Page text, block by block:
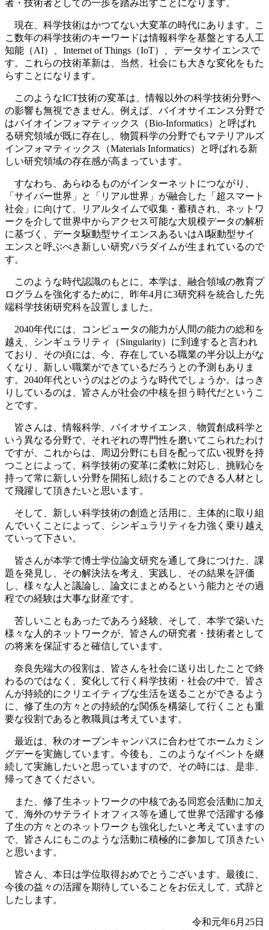
者・技術者としての一歩を踏み出すことになります。
現在、科学技術はかつてない大変革の時代にあります。こ
こ数年の科学技術のキーワードは情報科学を基盤とする人工
知能（AI）、Internet of Things（IoT）、データサイエンスで
す。これらの技術革新は、当然、社会にも大きな変化をもた
らすことになります。
このようなICT技術の変革は、情報以外の科学技術分野へ
の影響も無視できません。例えば、バイオサイエンス分野で
はバイオインフォマティックス（Bio-Informatics）と呼ばれ
る研究領域が既に存在し、物質科学の分野でもマテリアルズ
インフォマティックス（Materials Informatics）と呼ばれる新
しい研究領域の存在感が高まっています。
すなわち、あらゆるものがインターネットにつながり、
「サイバー世界」と「リアル世界」が融合した「超スマート
社会」に向けて、リアルタイムで収集・蓄積され、ネットワ
ークを介して世界中からアクセス可能な大規模データの解析
に基づく、データ駆動型サイエンスあるいはAI駆動型サイ
エンスと呼ぶべき新しい研究パラダイムが生まれているので
す。
このような時代認識のもとに、本学は、融合領域の教育プ
ログラムを強化するために、昨年4月に3研究科を統合した先
端科学技術研究科を設置しました。
2040年代には、コンピュータの能力が人間の能力の総和を
越え、シンギュラリティ（Singularity）に到達すると言われ
ており、その頃には、今、存在している職業の半分以上がな
くなり、新しい職業ができているだろうとの予測もありま
す。2040年代というのはどのような時代でしょうか。はっき
りしているのは、皆さんが社会の中核を担う時代だというこ
とです。
皆さんは、情報科学、バイオサイエンス、物質創成科学と
いう異なる分野で、それぞれの専門性を磨いてこられたわけ
ですが、これからは、周辺分野にも目を配って広い視野を持
つことによって、科学技術の変革に柔軟に対応し、挑戦心を
持って常に新しい分野を開拓し続けることのできる人材とし
て飛躍して頂きたいと思います。
そして、新しい科学技術の創造と活用に、主体的に取り組
んでいくことによって、シンギュラリティを力強く乗り越え
ていって下さい。
皆さんが本学で博士学位論文研究を通して身につけた、課
題を発見し、その解決法を考え、実践し、その結果を評価
し、様々な人と議論し、論文にまとめるという能力とその過
程での経験は大事な財産です。
苦しいこともあったであろう経験、そして、本学で築いた
様々な人的ネットワークが、皆さんの研究者・技術者として
の将来を保証すると確信しています。
奈良先端大の役割は、皆さんを社会に送り出したことで終
わるのではなく、変化して行く科学技術・社会の中で、皆さ
んが持続的にクリエイティブな生活を送ることができるよう
に、修了生の方々との持続的な関係を構築して行くことも重
要な役割であると教職員は考えています。
最近は、秋のオープンキャンパスに合わせてホームカミン
グデーを実施しています。今後も、このようなイベントを継
続して実施したいと思っていますので、その時には、是非、
帰ってきてください。
また、修了生ネットワークの中核である同窓会活動に加え
て、海外のサテライトオフィス等を通して世界で活躍する修
了生の方々とのネットワークも強化したいと考えていますの
で、皆さんにもこのような活動に積極的に参加して頂きたい
と思います。
皆さん、本日は学位取得おめでとうございます。最後に、
今後の益々の活躍を期待していることをお伝えして、式辞と
したします。
令和元年6月25日